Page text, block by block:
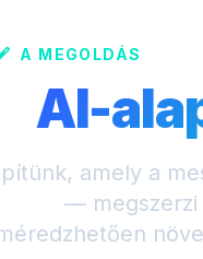
A MEGOLDÁS
AI-
amely a
— megszerzi